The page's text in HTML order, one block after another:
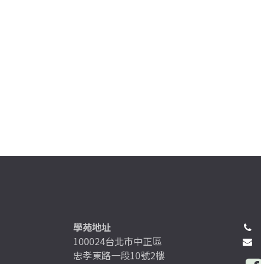
學苑地址
100024台北市中正區
忠孝東路一段10號2樓